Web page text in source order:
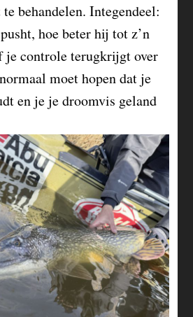
behandelen. Integendeel:
hoe beter hij tot z’n
je controle terugkrijgt over
moet hopen dat je
en je je droomvis geland